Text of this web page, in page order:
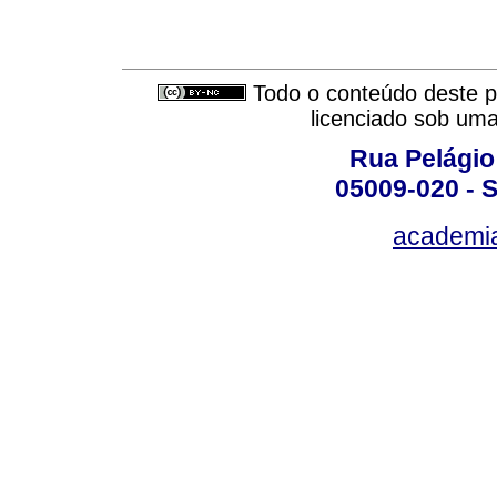
Todo o conteúdo deste
licenciado sob
Rua
05009-020 -